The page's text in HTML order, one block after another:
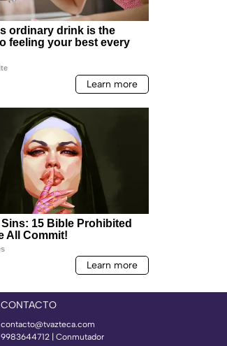
CONTACTO
contacto@tvazteca.com
9983644712 | Conmutador